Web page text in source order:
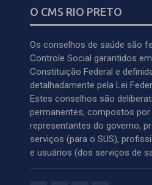
O CMS RIO PRETO
Os conselhos de saúde são
Controle Social garantidos
Constituição Federal e
detalhadamente pela Lei
Estes conselhos são
permanentes, compostos por
representantes do governo,
serviços (para o SUS),
e usuários (dos serviços de